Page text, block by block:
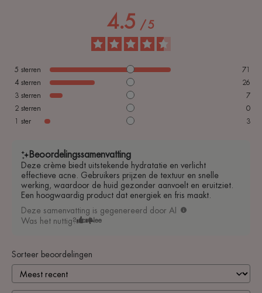
4.5 /5
5 sterren
71
4 sterren
26
3 sterren
7
2 sterren
0
1 ster 3
Beoordelingssamenvatting
Deze crème biedt uitstekende hydratatie en verlicht
effectieve acne. Gebruikers prijzen de textuur en snelle
werking, waardoor de huid gezonder aanvoelt en eruitziet.
Een hoogwaardig product dat energiek en fris maakt.
Deze samenvatting is gegenereerd door AI
Was het nuttig? Ja Nee
Sorteer beoordelingen